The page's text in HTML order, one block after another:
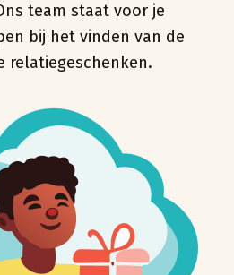
team staat voor je
bij het vinden van de
relatiegeschenken.